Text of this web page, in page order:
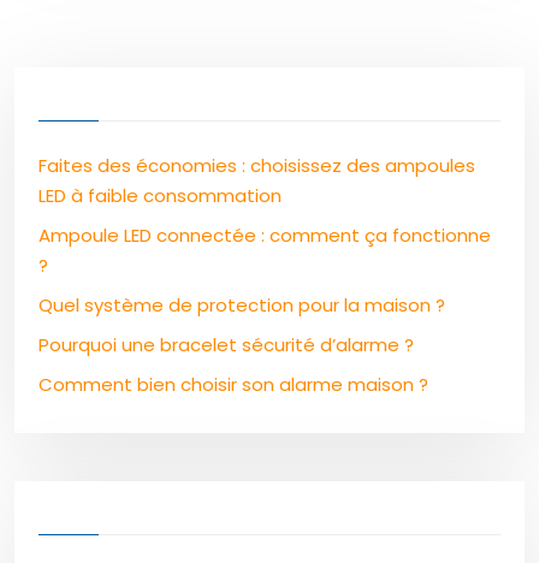
Faites des économies : choisissez des ampoules
LED à faible consommation
Ampoule LED connectée : comment ça fonctionne
?
Quel système de protection pour la maison ?
Pourquoi une bracelet sécurité d’alarme ?
Comment bien choisir son alarme maison ?